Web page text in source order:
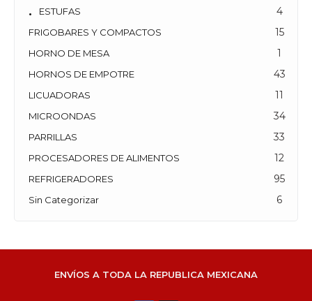
ESTUFAS 4
FRIGOBARES Y COMPACTOS 15
HORNO DE MESA 1
HORNOS DE EMPOTRE 43
LICUADORAS 11
MICROONDAS 34
PARRILLAS 33
PROCESADORES DE ALIMENTOS 12
REFRIGERADORES 95
Sin Categorizar 6
ENVÍOS A TODA LA REPUBLICA MEXICANA